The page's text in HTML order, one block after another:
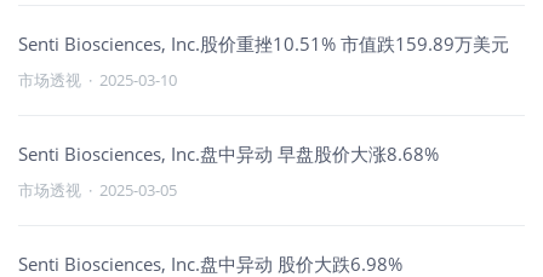
Senti Biosciences, Inc.股价重挫10.51% 市值跌159.89万美元
市场透视 · 2025-03-10
Senti Biosciences, Inc.盘中异动 早盘股价大涨8.68%
市场透视 · 2025-03-05
Senti Biosciences, Inc.盘中异动 股价大跌6.98%